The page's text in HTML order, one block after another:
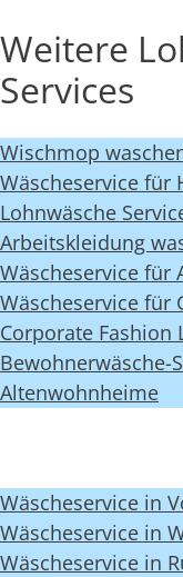
Weitere
Services
Wischmop
Wäscheservice für
Lohnwäsche
Arbeitskleidung
Wäscheservice für
Wäscheservice für
Corporate Fashion
Bewohnerwäsche-
Altenwohnheime
Wäscheservice in
Wäscheservice in
Wäscheservice in